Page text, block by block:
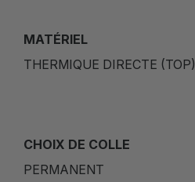
MATÉRIEL
THERMIQUE DIRECTE (TOP)
CHOIX DE COLLE
PERMANENT